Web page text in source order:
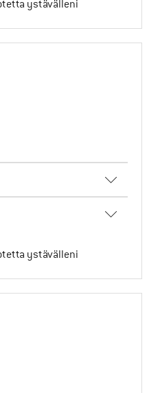
ystävälleni
ystävälleni